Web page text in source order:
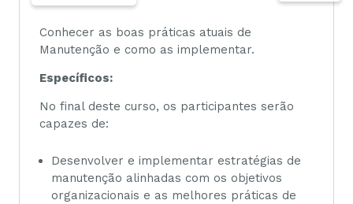
Conhecer as boas práticas atuais de
Manutenção e como as implementar.
Específicos:
No final deste curso, os participantes serão
capazes de:
Desenvolver e implementar estratégias de
manutenção alinhadas com os objetivos
organizacionais e as melhores práticas de